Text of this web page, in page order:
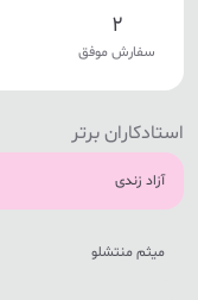
2
سفارش موفق
استادکاران برتر
آزاد زندی
میثم منتشلو